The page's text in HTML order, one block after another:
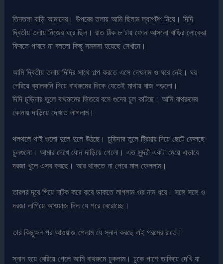
তিনতলা বাড়ি আমাদের। উপরের তলায় আমি ছিলাম ল্যাপটপ নিয়ে। দিদি
দ্বিতীয় তলায় নিজের ঘরে ছিল। রাত ঠিক ৮ টায় ফোন আসলো বাড়ির লোকেরা
ফিরতে পারবে না বললো কিছু সমসসা হয়েছে সেখানে।
আমি দ্বিতীয় তলায় দিদির সাথে গল্প করতে এসে দেখলাম ও ঘরে নেই। ঘর
পেরিয়ে ব্যালকনি দিয়ে বাথরুমের দিকে যেতেই মাথায় বাজ পড়লো।
দিদি চুড়িদার তুলে বাথরুমের ভিতরে বসে গুদের চুল কাটছে। আমি বাথরুমের
কোনায় দাড়িয়ে দেখতে লাগলাম।
থলথলে থাই গুলো দুলে দুলে উঠছে। চুড়িদার তুলে ট্রিমার দিয়ে ছেটে ফেলছে
চুলগুলো। আমার দেখে ধোন দাড়িয়ে গেলো। এত সুন্দরী একটা মেয়ে এভাবে
দরজা খুলে এসব করছে। আর থাকতে না পেরে মাল ফেললাম।
তারপর দূরে গিয়ে নাটক করে করে ডাকতে লাগলাম ওর নাম ধরে। সঙ্গে সঙ্গে ও
দরজা লাগিয়ে আওয়াজ দিল যে পরে বেরোচ্ছে।
তার কিছুক্ষন পর আওয়াজ পেলাম যে স্নান করছে এই গরমের রাতে।
স্নান হয়ে বেরিয়ে গেলে আমি বাথরুমে ঢুকলাম। ঢুকে পাশে তাকিয়ে দেখি যা